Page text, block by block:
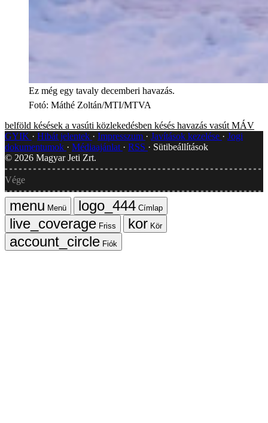
Ez még egy tavaly decemberi havazás.
Fotó: Máthé Zoltán/MTI/MTVA
belföld késések a vasúti közlekedésben késés havazás vasút MÁV
GYIK
Hibát jelentek Impresszum Javítások kezelése
Jogi
dokumentumok
Médiaajánlat RSS
Sütibeállítások
© 2026 Magyar Jeti Zrt.
Vége
Menü
Címlap
Friss
Kör
Fiók